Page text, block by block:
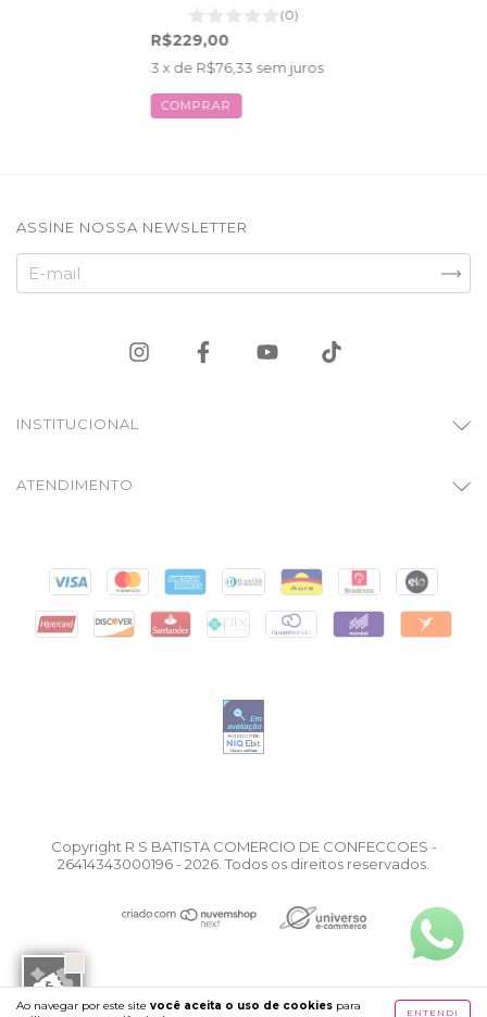
Ao navegar por este site você aceita o uso de cookies para
ENTENDI
(0)
R$229,00
3 x de R$76,33 sem juros
COMPRAR
ASSINE NOSSA NEWSLETTER
INSTITUCIONAL
ATENDIMENTO
Copyright R S BATISTA COMERCIO DE CONFECCOES -
26414343000196 - 2026. Todos os direitos reservados.